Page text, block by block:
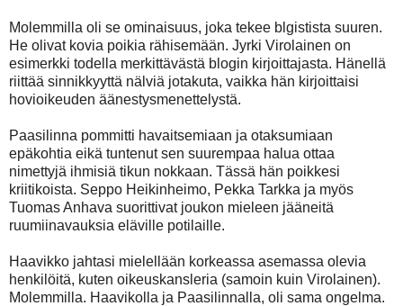
Molemmilla oli se ominaisuus, joka tekee blgistista suuren.
He olivat kovia poikia rähisemään. Jyrki Virolainen on
esimerkki todella merkittävästä blogin kirjoittajasta. Hänellä
riittää sinnikkyyttä nälviä jotakuta, vaikka hän kirjoittaisi
hovioikeuden äänestysmenettelystä.
Paasilinna pommitti havaitsemiaan ja otaksumiaan
epäkohtia eikä tuntenut sen suurempaa halua ottaa
nimettyjä ihmisiä tikun nokkaan. Tässä hän poikkesi
kriitikoista. Seppo Heikinheimo, Pekka Tarkka ja myös
Tuomas Anhava suorittivat joukon mieleen jääneitä
ruumiinavauksia eläville potilaille.
Haavikko jahtasi mielellään korkeassa asemassa olevia
henkilöitä, kuten oikeuskansleria (samoin kuin Virolainen).
Molemmilla. Haavikolla ja Paasilinnalla, oli sama ongelma.